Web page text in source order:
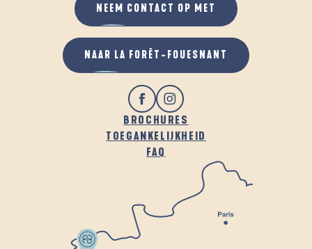
IN DE FRISSE LUCHT
BROCHURES
TOEGANKELIJKHEID
FAQ
NEEM CONTACT OP MET
NAAR LA FORÊT-FOUESNANT